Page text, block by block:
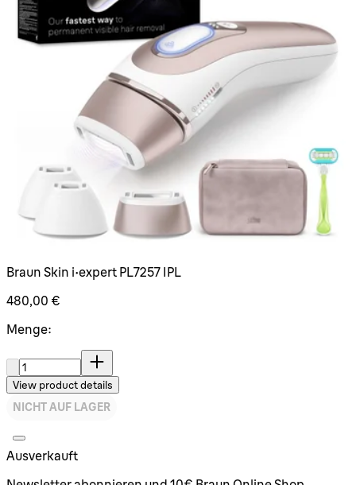
Braun Skin i·expert PL7257 IPL
480,00 €
Menge:
Menge:
View product details
NICHT AUF LAGER
Ausverkauft